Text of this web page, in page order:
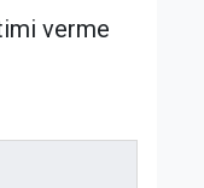
verme